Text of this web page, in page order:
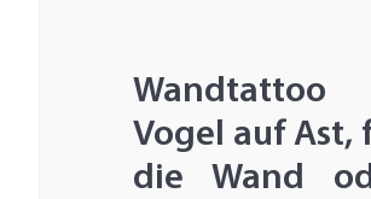
Wandtattoo
Vogel auf Ast,
die Wand